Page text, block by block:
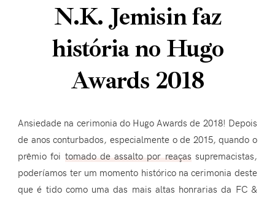
N.K. Jemisin faz
história no Hugo
Awards 2018
Ansiedade na cerimonia do Hugo Awards de 2018! Depois
de anos conturbados, especialmente o de 2015, quando o
prêmio foi tomado de assalto por reaçassupremacistas,
poderíamos ter um momento histórico na cerimonia deste
que é tido como uma das mais altas honrarias da FC &